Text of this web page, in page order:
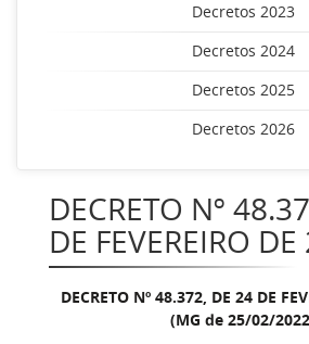
Decretos 2023
Decretos 2024
Decretos 2025
Decretos 2026
DECRETO Nº
DE FEVEREIRO
DECRETO Nº 48.372, DE 24 DE
(MG de 25/02/